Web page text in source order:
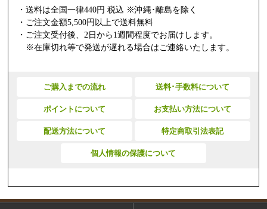
・送料は全国一律440円 税込 ※沖縄･離島を除く
・ご注文金額5,500円以上で送料無料
・ご注文受付後、2日から1週間程度でお届けします。
※在庫切れ等で発送が遅れる場合はご連絡いたします。
ご購入までの流れ 送料･手数料について
ポイントについて お支払い方法について
配送方法について 特定商取引法表記
個人情報の保護について